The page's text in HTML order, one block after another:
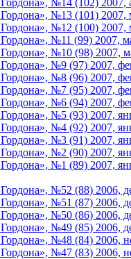
Гордона», №14 (102) 2007,
Гордона», №13 (101) 2007,
Гордона», №12 (100) 2007,
Гордона», №11 (99) 2007,
Гордона», №10 (98) 2007,
Гордона», №9 (97) 2007,
Гордона», №8 (96) 2007,
Гордона», №7 (95) 2007,
Гордона», №6 (94) 2007,
Гордона», №5 (93) 2007,
Гордона», №4 (92) 2007,
Гордона», №3 (91) 2007,
Гордона», №2 (90) 2007,
Гордона», №1 (89) 2007,
Гордона», №52 (88) 2006,
Гордона», №51 (87) 2006,
Гордона», №50 (86) 2006,
Гордона», №49 (85) 2006,
Гордона», №48 (84) 2006,
Гордона», №47 (83) 2006,